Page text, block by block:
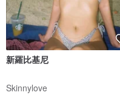
新羅比基尼
Skinnylove